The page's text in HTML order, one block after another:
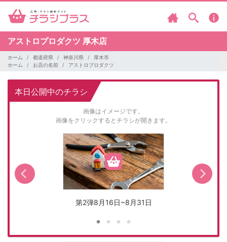
アストロプロダクツ 厚木店
ホーム 都道府県 神奈川県
厚木市
ホーム
お店の名前 アストロプロダクツ
本日公開中のチラシ
画像はイメージです。
画像をクリックするとチラシが開きます。
第2弾8月16日~8月31日